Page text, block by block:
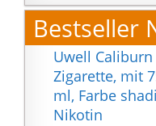
Bestseller
Uwell Caliburn
Zigarette, mit
ml, Farbe
Nikotin